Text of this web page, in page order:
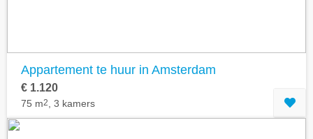
Appartement te huur in Amsterdam
€ 1.120
75 m2 , 3 kamers